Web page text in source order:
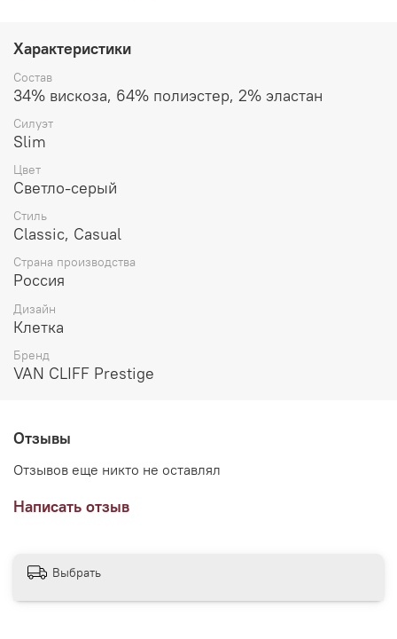
листочкой и внутренний карман.
Пиджак станет идеальным решением для тех, кто
следит за модными тенденциями. Рекомендуем
дополнить образ брюками (арт. А80160) из коллекции
"Лондон".
Характеристики
Состав
34% вискоза, 64% полиэстер, 2% эластан
Силуэт
Slim
Цвет
Светло-серый
Стиль
Classic, Casual
Страна производства
Россия
Дизайн
Клетка
Бренд
VAN CLIFF Prestige
Отзывы
Отзывов еще никто не оставлял
Написать отзыв
Выбрать